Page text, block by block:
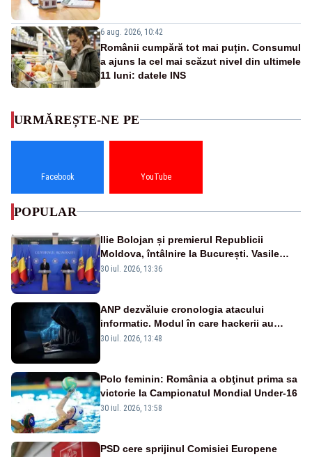
6 aug. 2026, 10:42
Românii cumpără tot mai puțin. Consumul
a ajuns la cel mai scăzut nivel din ultimele
11 luni: datele INS
URMĂREȘTE-NE PE
Facebook YouTube
POPULAR
Ilie Bolojan și premierul Republicii
Moldova, întâlnire la București. Vasile
Tofan, primit cu onoruri militare
30 iul. 2026, 13:36
ANP dezvăluie cronologia atacului
informatic. Modul în care hackerii au
pătruns în rețea rămâne necunoscut
30 iul. 2026, 13:48
Polo feminin: România a obţinut prima sa
victorie la Campionatul Mondial Under-16
30 iul. 2026, 13:58
PSD cere sprijinul Comisiei Europene